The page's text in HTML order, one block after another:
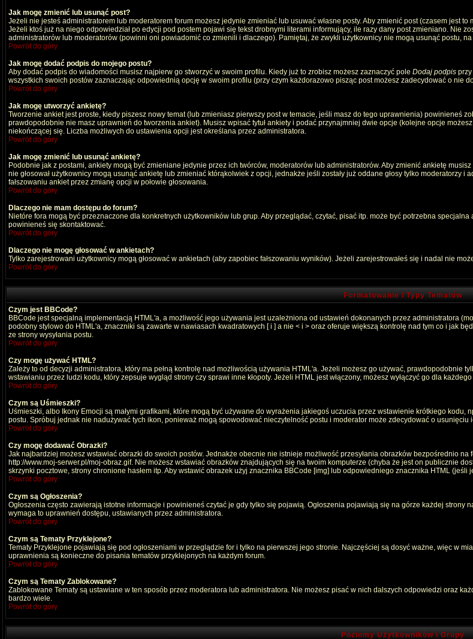
Jak mogę zmienić lub usunąć post?
Jeżeli nie jesteś administratorem lub moderatorem forum możesz jedynie zmieniać lub usuwać własne posty. Aby zmienić post (czasem jest
Jeżeli ktoś już na niego odpowiedział po edycji pod postem pojawi się tekst drobnymi literami informujący, ile razy dany post zmieniano. Nie
administratorów lub moderatorów (powinni oni powiadomić co zmienili i dlaczego). Pamiętaj, że zwykli użytkownicy nie mogą usunąć postu, na
Powrót do góry
Jak mogę dodać podpis do mojego postu?
Aby dodać podpis do wiadomości musisz najpierw go stworzyć w swoim profilu. Kiedy już to zrobisz możesz zaznaczyć pole Dodaj podpis
wszystkich swoich postów zaznaczając odpowiednią opcję w swoim profilu (przy czym każdorazowo pisząc post możesz zadecydować o nie
Powrót do góry
Jak mogę utworzyć ankietę?
Tworzenie ankiet jest proste, kiedy piszesz nowy temat (lub zmieniasz pierwszy post w temacie, jeśli masz do tego uprawnienia) powinieneś
prawdopodobnie nie masz uprawnień do tworzenia ankiet). Musisz wpisać tytuł ankiety i podać przynajmniej dwie opcje (kolejne opcje
niekończącej się. Liczba możliwych do ustawienia opcji jest określana przez administratora.
Powrót do góry
Jak mogę zmienić lub usunąć ankietę?
Podobnie jak z postami, ankiety mogą być zmieniane jedynie przez ich twórców, moderatorów lub administratorów. Aby zmienić ankietę
nie głosował użytkownicy mogą usunąć ankietę lub zmieniać którąkolwiek z opcji, jednakże jeśli zostały już oddane głosy tylko
fałszowaniu ankiet przez zmianę opcji w połowie głosowania.
Powrót do góry
Dlaczego nie mam dostępu do forum?
Nietóre fora mogą być przeznaczone dla konkretnych użytkowników lub grup. Aby przeglądać, czytać, pisać itp. może być potrzebna
powinieneś się skontaktować.
Powrót do góry
Dlaczego nie mogę głosować w ankietach?
Tylko zarejestrowani użytkownicy mogą głosować w ankietach (aby zapobiec fałszowaniu wyników). Jeżeli zarejestrowałeś się i nadal nie
Powrót do góry
Formatowanie i Typy Tematów
Czym jest BBCode?
BBCode jest specjalną implementacją HTML'a, a możliwość jego używania jest uzależniona od ustawień dokonanych przez administratora
podobny stylowo do HTML'a, znaczniki są zawarte w nawiasach kwadratowych [ i ] a nie < i > oraz oferuje większą kontrolę nad tym co i jak
ze strony wysyłania postu.
Powrót do góry
Czy mogę używać HTML?
Zależy to od decyzji administratora, który ma pełną kontrolę nad możliwością używania HTML'a. Jeżeli możesz go używać, prawdopodobnie
wstawianiu przez ludzi kodu, który zepsuje wygląd strony czy sprawi inne kłopoty. Jeżeli HTML jest włączony, możesz wyłączyć go dla
Powrót do góry
Czym są Uśmieszki?
Uśmieszki, albo Ikony Emocji są małymi grafikami, które mogą być używane do wyrażenia jakiegoś uczucia przez wstawienie krótkiego kodu,
postu. Spróbuj jednak nie nadużywać tych ikon, ponieważ mogą spowodować nieczytelność postu i moderator może zdecydować o usunięciu
Powrót do góry
Czy mogę dodawać Obrazki?
Jak najbardziej możesz wstawiać obrazki do swoich postów. Jednakże obecnie nie istnieje możliwość przesyłania obrazków bezpośrednio
http://www.moj-serwer.pl/moj-obraz.gif. Nie możesz wstawiać obrazków znajdujących się na twoim komputerze (chyba że jest on publicznie
skrzynki pocztowe, strony chronione hasłem itp. Aby wstawić obrazek użyj znacznika BBCode [img] lub odpowiedniego znacznika HTML (jeśli
Powrót do góry
Czym są Ogłoszenia?
Ogłoszenia często zawierają istotne informacje i powinieneś czytać je gdy tylko się pojawią. Ogłoszenia pojawiają się na górze każdej strony
wymaga to uprawnień dostępu, ustawianych przez administratora.
Powrót do góry
Czym są Tematy Przyklejone?
Tematy Przyklejone pojawiają się pod ogłoszeniami w przeglądzie for i tylko na pierwszej jego stronie. Najczęściej są dosyć ważne, więc w
uprawnienia są konieczne do pisania tematów przyklejonych na każdym forum.
Powrót do góry
Czym są Tematy Zablokowane?
Zablokowane Tematy są ustawiane w ten sposób przez moderatora lub administratora. Nie możesz pisać w nich dalszych odpowiedzi oraz
bardzo wiele.
Powrót do góry
Poziomy Użytkowników i Grupy